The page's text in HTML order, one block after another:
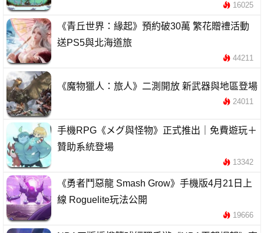
16025
《青丘世界：緣起》預約破30萬 繁花贈禮活動
送PS5與北海道旅
44211
《魔物獵人：旅人》二測開放 新武器與地區登場
24011
手機RPG《メグ與怪物》正式推出｜免費遊玩＋
贊助系統登場
13342
《勇者鬥惡龍 Smash Grow》手機版4月21日上
線 Roguelite玩法公開
19666